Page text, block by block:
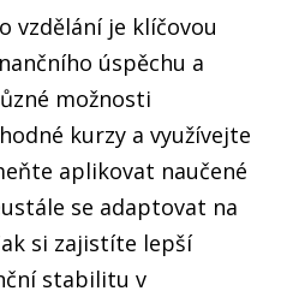
vzdělání je klíčovou
úspěchu a
možnosti
kurzy a využívejte
aplikovat naučené
se adaptovat na
si zajistíte lepší
stabilitu v